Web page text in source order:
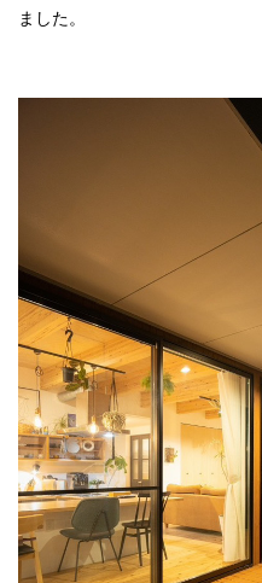
ました。